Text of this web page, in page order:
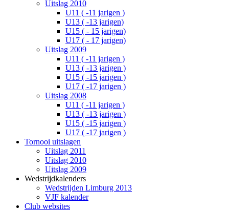
Uitslag 2010
U11 ( -11 jarigen )
U13 ( -13 jarigen)
U15 ( - 15 jarigen)
U17 ( - 17 jarigen)
Uitslag 2009
U11 ( -11 jarigen )
U13 ( -13 jarigen )
U15 ( -15 jarigen )
U17 ( -17 jarigen )
Uitslag 2008
U11 ( -11 jarigen )
U13 ( -13 jarigen )
U15 ( -15 jarigen )
U17 ( -17 jarigen )
Tornooi uitslagen
Uitslag 2011
Uitslag 2010
Uitslag 2009
Wedstrijdkalenders
Wedstrijden Limburg 2013
VJF kalender
Club websites